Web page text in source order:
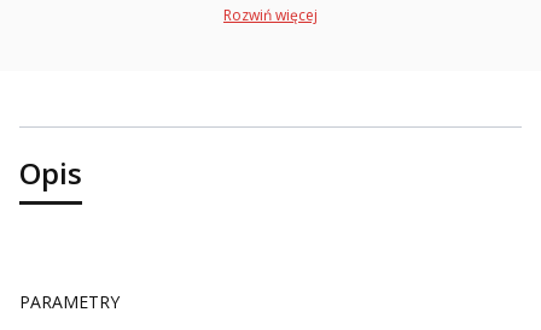
Rozwiń więcej
Opis
PARAMETRY